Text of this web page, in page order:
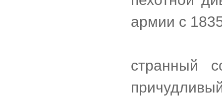
армии с
странный